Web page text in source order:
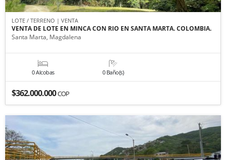
LOTE / TERRENO | VENTA
VENTA DE LOTE EN MINCA CON RIO EN SANTA MARTA. COLOMBIA.
Santa Marta, Magdalena
0 Alcobas 0 Baño(s)
$362.000.000COP